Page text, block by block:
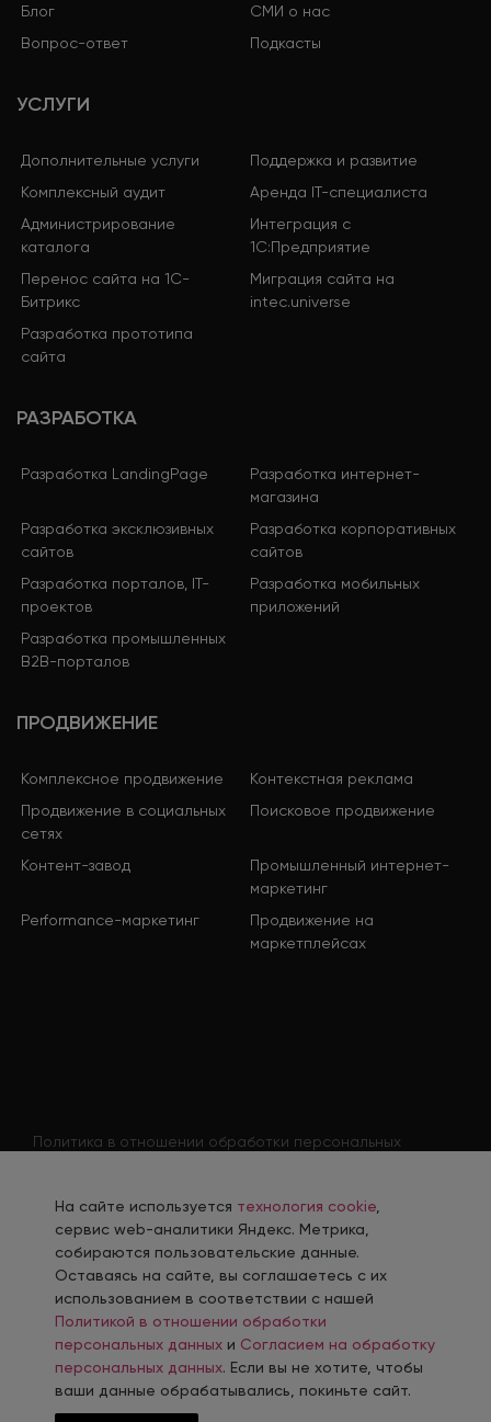
Блог
СМИ о нас
Вопрос-ответ
Подкасты
УСЛУГИ
Дополнительные услуги
Поддержка и развитие
Комплексный аудит
Аренда IT-специалиста
Администрирование
каталога
Интеграция с
1С:Предприятие
Перенос сайта на 1С-
Битрикс
Миграция сайта на
intec.universe
Разработка прототипа
сайта
РАЗРАБОТКА
Разработка LandingPage
Разработка интернет-
магазина
Разработка эксклюзивных
сайтов
Разработка корпоративных
сайтов
Разработка порталов, IT-
проектов
Разработка мобильных
приложений
Разработка промышленных
B2B-порталов
ПРОДВИЖЕНИЕ
Комплексное продвижение
Контекстная реклама
Продвижение в социальных
сетях
Поисковое продвижение
Контент-завод
Промышленный интернет-
маркетинг
Performance-маркетинг
Продвижение на
маркетплейсах
Политика в отношении обработки персональных
Согласие на обработку персональных данных
соискателя
Политика использования файлов cookie
Согласие на получение рекламной рассылки
Разработка, сопровождение и продвижение сайтов в г. Челябинск
На сайте используется технология cookie
сервис web-аналитики Яндекс. Метрика,
собираются пользовательские данные.
Оставаясь на сайте, вы соглашаетесь с их
использованием в соответствии с нашей
Политикой в отношении обработки
персональных данных и Согласием на обработку
персональных данных. Если вы не хотите, чтобы
ваши данные обрабатывались, покиньте сайт.